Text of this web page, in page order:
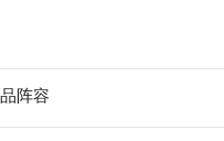
阵容